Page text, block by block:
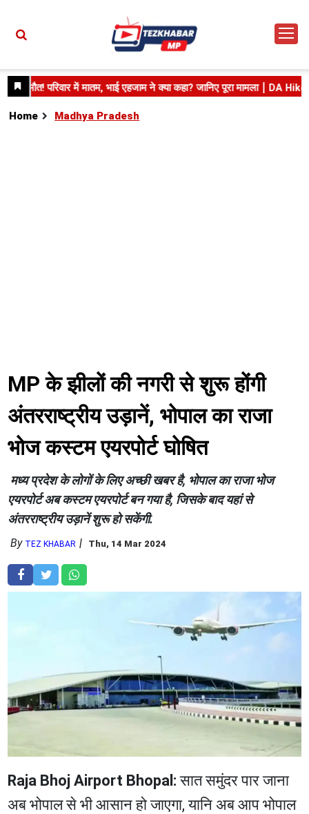
Home Madhya Pradesh
MP के झीलों की नगरी से शुरू होंगी
अंतरराष्ट्रीय उड़ानें, भोपाल का राजा
भोज कस्टम एयरपोर्ट घोषित
मध्य प्रदेश के लोगों के लिए अच्छी खबर है, भोपाल का राजा भोज
एयरपोर्ट अब कस्टम एयरपोर्ट बन गया है, जिसके बाद यहां से
अंतरराष्ट्रीय उड़ानें शुरू हो सकेंगी.
By TEZ KHABAR Thu, 14 Mar 2024
Raja Bhoj Airport Bhopal: सात समुंदर पार जाना
अब भोपाल से भी आसान हो जाएगा, यानि अब आप भोपाल